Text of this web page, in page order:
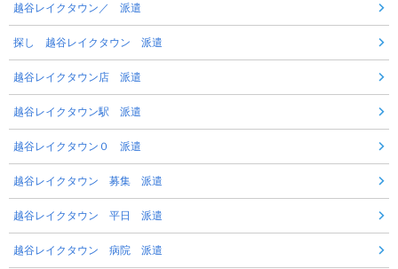
越谷レイクタウン／ 派遣
探し 越谷レイクタウン 派遣
越谷レイクタウン店 派遣
越谷レイクタウン駅 派遣
越谷レイクタウン０ 派遣
越谷レイクタウン 募集 派遣
越谷レイクタウン 平日 派遣
越谷レイクタウン 病院 派遣